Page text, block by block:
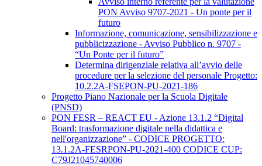
PON Avviso 9707-2021 - Un ponte per il
futuro
Informazione, comunicazione, sensibilizzazione e
pubblicizzazione - Avviso Pubblico n. 9707 -
“Un Ponte per il futuro”
Determina dirigenziale relativa all’avvio delle
procedure per la selezione del personale Progetto:
10.2.2A-FSEPON-PU-2021-186
Progetto Piano Nazionale per la Scuola Digitale
(PNSD)
PON FESR – REACT EU - Azione 13.1.2 “Digital
Board: trasformazione digitale nella didattica e
nell'organizzazione” - CODICE PROGETTO:
13.1.2A-FESRPON-PU-2021-400 CODICE CUP:
C79J21045740006